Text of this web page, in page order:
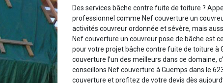
Des services bâche contre fuite de toiture ?
professionnel comme Nef couverture un
activités couvreur ordonnée et sévère, mais
Nef couverture un couvreur pose de bâche est
pour votre projet bâche contre fuite de toiture à
couverture l’un des meilleurs dans ce domaine,
conseillons Nef couverture à Guemps dans le
couverture et profitez de votre devis dès